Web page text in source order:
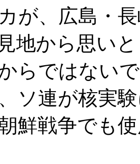
が、広島・
地から思い
らではない
ソ連が核実
鮮戦争でも